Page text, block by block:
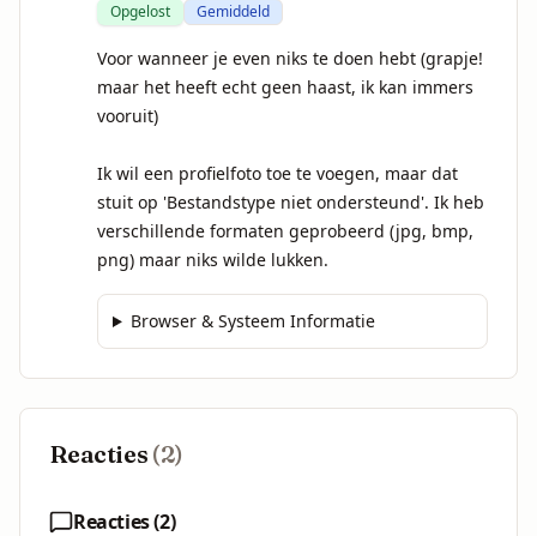
Opgelost Gemiddeld
Voor wanneer je even niks te doen hebt (grapje!
maar het heeft echt geen haast, ik kan immers
vooruit)
Ik wil een profielfoto toe te voegen, maar dat
stuit op 'Bestandstype niet ondersteund'. Ik heb
verschillende formaten geprobeerd (jpg, bmp,
png) maar niks wilde lukken.
Browser & Systeem Informatie
Reacties (2)
Reacties (2)